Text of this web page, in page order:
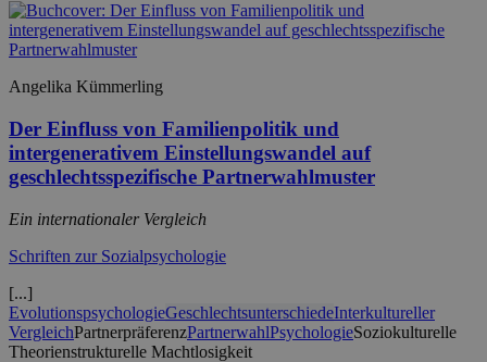
Angelika Kümmerling
Der Einfluss von Familienpolitik und
intergenerativem Einstellungswandel auf
geschlechtsspezifische Partnerwahlmuster
Ein internationaler Vergleich
Schriften zur Sozialpsychologie
[...]
EvolutionspsychologieGeschlechtsunterschiedeInterkultureller
VergleichPartnerpräferenzPartnerwahlPsychologieSoziokulturelle
Theorienstrukturelle Machtlosigkeit